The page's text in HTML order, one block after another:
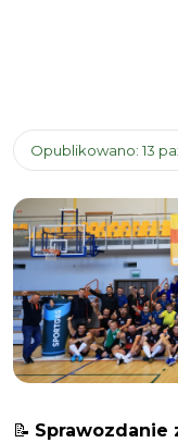
Opublikowano: 13
📝 Sprawozdanie